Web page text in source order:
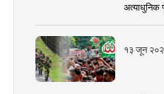
अत्याधुनिक
१३ जून